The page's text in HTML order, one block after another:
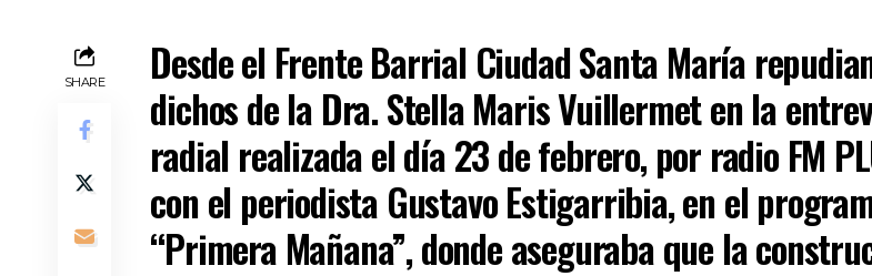
SHARE
Desde el Frente Barrial Ciudad Santa María
dichos de la Dra. Stella Maris Vuillermet en la
radial realizada el día 23 de febrero, por radio FM
con el periodista Gustavo Estigarribia, en el
“Primera Mañana”, donde aseguraba que la